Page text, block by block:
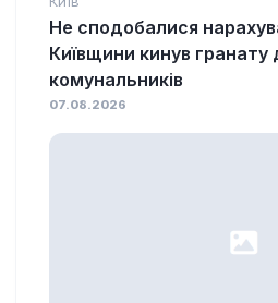
Не сподобалися
Київщини кинув гранату
комунальників
07.08.2026